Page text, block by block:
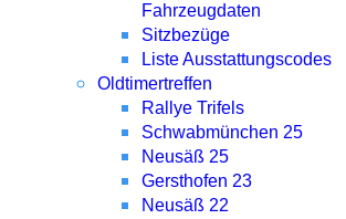
Fahrzeugdaten
Sitzbezüge
Liste Ausstattungscodes
Oldtimertreffen
Rallye Trifels
Schwabmünchen 25
Neusäß 25
Gersthofen 23
Neusäß 22